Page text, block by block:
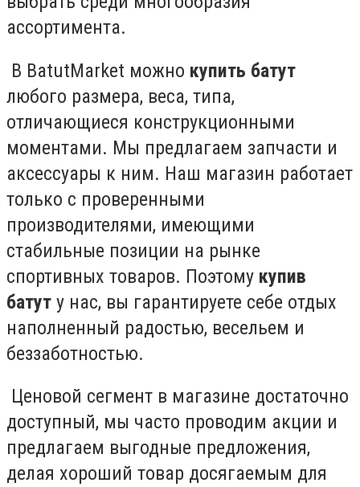
ассортимента.
В BatutMarket можно купить батут
любого размера, веса, типа,
отличающиеся конструкционными
моментами. Мы предлагаем запчасти и
аксессуары к ним. Наш магазин работает
только с проверенными
производителями, имеющими
стабильные позиции на рынке
спортивных товаров. Поэтому купив
батут у нас, вы гарантируете себе отдых
наполненный радостью, весельем и
беззаботностью.
Ценовой сегмент в магазине достаточно
доступный, мы часто проводим акции и
предлагаем выгодные предложения,
делая хороший товар досягаемым для